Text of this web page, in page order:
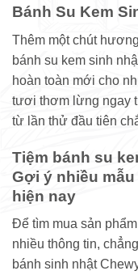
Bánh Su Kem
Thêm một chút
bánh su kem sinh
hoàn toàn mới cho
tươi thơm lừng ngay
từ lần thử đầu tiên
Tiệm bánh su
Gợi ý nhiều
hiện nay
Để tìm mua sản
nhiều thông tin,
bánh sinh nhật